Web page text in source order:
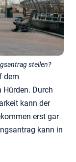
stellen?
dem
Durch
kann der
erst gar
kann in